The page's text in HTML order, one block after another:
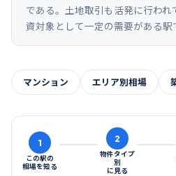
である。土地取引も活発に行わ
資対象として一定の需要がある駅
マンション エリア別相場
1
この駅の
相場を知る
2
物件タイプ
別
に見る